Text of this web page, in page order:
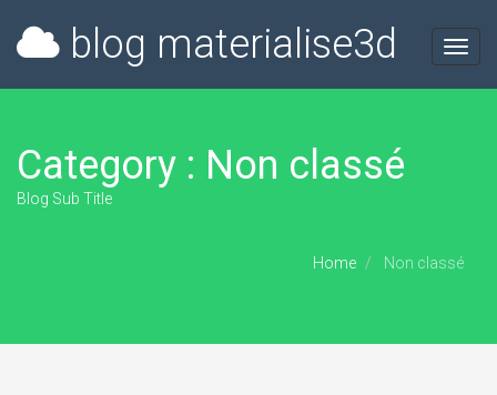
blog materialise3d
Category : Non classé
Blog Sub Title
Home Non classé